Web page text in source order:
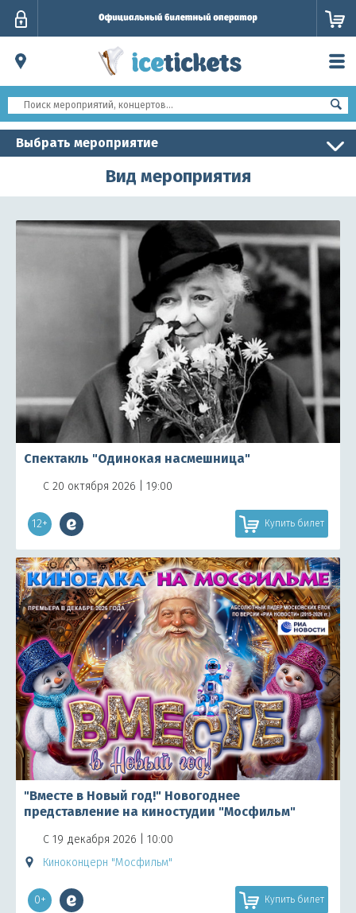
Выбрать мероприятие
Вид мероприятия
Спектакль "Одинокая насмешница"
С 20 октября 2026 | 19:00
12+ Купить билет
"Вместе в Новый год!" Новогоднее
представление на киностудии "Мосфильм"
С 19 декабря 2026 | 10:00
Киноконцерн "Мосфильм"
0+ Купить билет